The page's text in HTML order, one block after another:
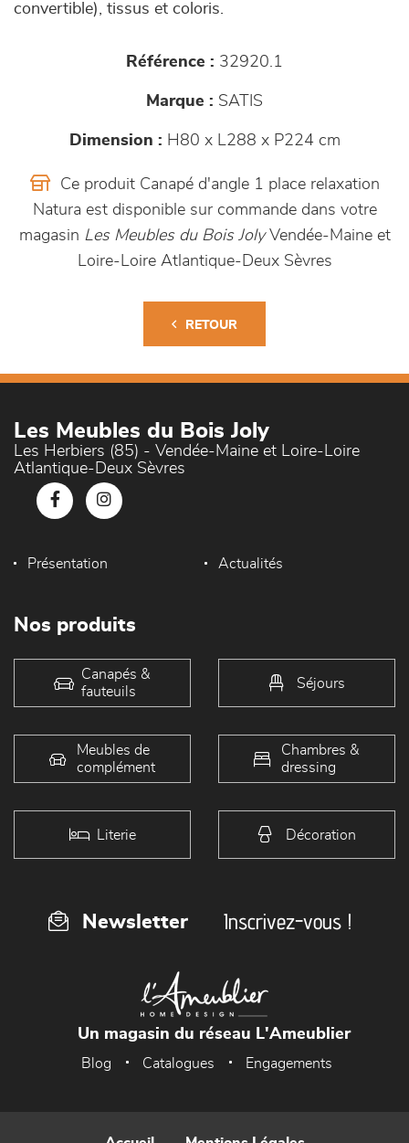
convertible), tissus et coloris.
Référence : 32920.1
Marque : SATIS
Dimension : H80 x L288 x P224 cm
Ce produit Canapé d'angle 1 place relaxation
Natura est disponible sur commande dans votre
magasin Les Meubles du Bois JolyVendée-Maine et
Loire-Loire Atlantique-Deux Sèvres
RETOUR
Les Meubles du Bois Joly
Les Herbiers (85) - Vendée-Maine et Loire-Loire
Atlantique-Deux Sèvres
Présentation Actualités
Nos produits
Canapés &
fauteuils
Séjours
Meubles de
complément
Chambres &
dressing
Literie Décoration
Newsletter Inscrivez-vous !
Un magasin du réseau L'Ameublier
Blog Catalogues Engagements